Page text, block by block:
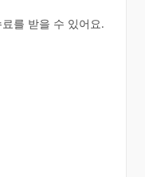
를 받을 수 있어요.